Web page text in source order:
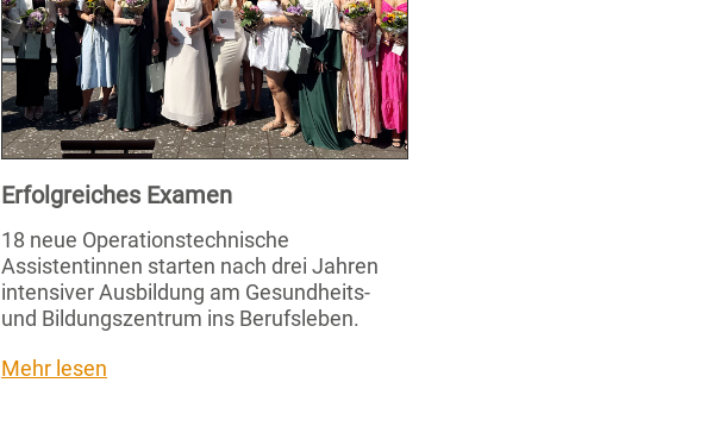
Erfolgreiches Examen
18 neue Operationstechnische
Assistentinnen starten nach drei Jahren
intensiver Ausbildung am Gesundheits-
und Bildungszentrum ins Berufsleben.
Mehr lesen